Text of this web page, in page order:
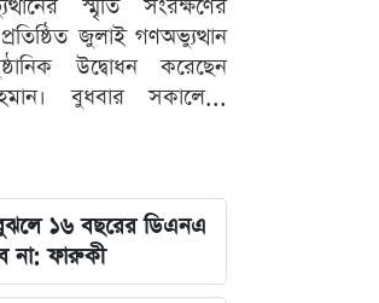
স্মৃতি সংরক্ষণের
জুলাই গণঅভ্যুত্থান
উদ্বোধন করেছেন
বুধবার সকালে...
বুঝলে ১৬ বছরের ডিএনএ
না: ফারুকী